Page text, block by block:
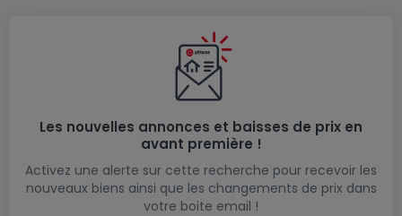
Les nouvelles annonces et baisses de prix en
avant première !
Activez une alerte sur cette recherche pour recevoir les
nouveaux biens ainsi que les changements de prix dans
votre boite email !